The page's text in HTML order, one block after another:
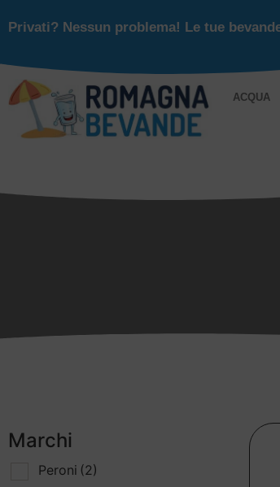
Privati? Nessun problema! Le tue
ACQUA
Marchi
Peroni (2)